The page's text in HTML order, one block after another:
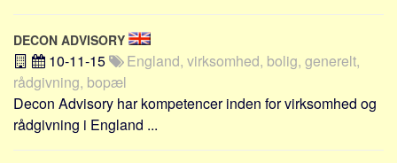
Meta
Dokumenttyper
Emner
Skribenter
Personer
DECON ADVISORY
10-11-15
England, virksomhed, bolig, generelt,
rådgivning, bopæl
Decon Advisory har kompetencer inden for virksomhed og
rådgivning i England ...